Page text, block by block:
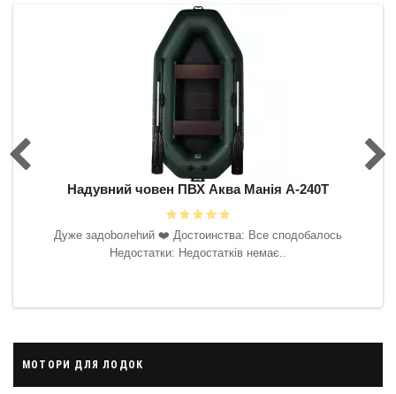
Надувний човен ПВХ Аква Манія А-240Т
Дyжe зaдoboлehий ❤️‍ Достоинства: Все сподобалось
Недостатки: Недостатків немає..
МОТОРИ ДЛЯ ЛОДОК